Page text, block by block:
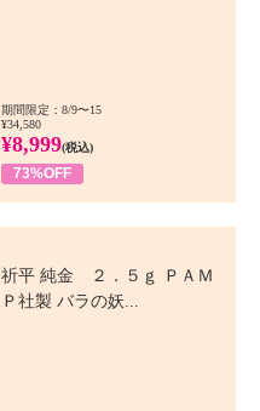
期間限定：8/9〜15
¥34,580
¥8,999(税込)
73%OFF
祈平 純金 ２．５ｇ ＰＡＭ
Ｐ社製 バラの妖...